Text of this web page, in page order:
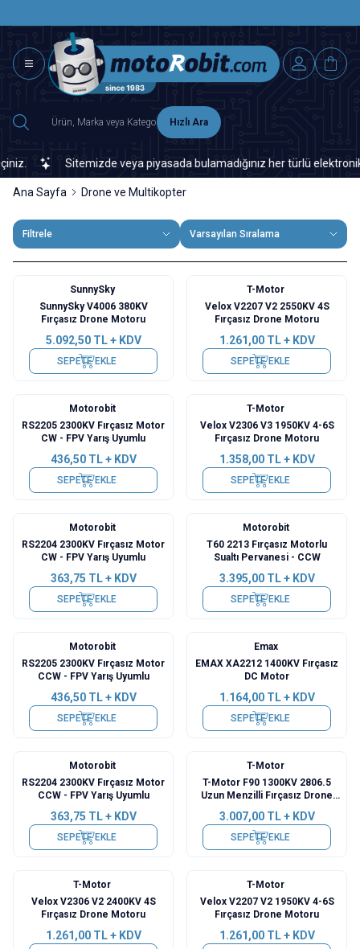
Hızlı Ara
Sitemizde veya piyasada bulamadığınız her türlü elektronik
Ana Sayfa Drone ve Multikopter
Filtrele Varsayılan Sıralama
SunnySky
SunnySky V4006 380KV
Fırçasız Drone Motoru
5.092,50TL + KDV
SEPETE EKLE
T-Motor
Velox V2207 V2 2550KV 4S
Fırçasız Drone Motoru
1.261,00TL + KDV
SEPETE EKLE
Motorobit
RS2205 2300KV Fırçasız Motor
CW - FPV Yarış Uyumlu
436,50TL + KDV
SEPETE EKLE
T-Motor
Velox V2306 V3 1950KV 4-6S
Fırçasız Drone Motoru
1.358,00TL + KDV
SEPETE EKLE
Motorobit
RS2204 2300KV Fırçasız Motor
CW - FPV Yarış Uyumlu
363,75 TL + KDV
SEPETE EKLE
Motorobit
T60 2213 Fırçasız Motorlu
Sualtı Pervanesi - CCW
3.395,00TL + KDV
SEPETE EKLE
Motorobit
RS2205 2300KV Fırçasız Motor
CCW - FPV Yarış Uyumlu
436,50TL + KDV
SEPETE EKLE
Emax
EMAX XA2212 1400KV Fırçasız
DC Motor
1.164,00TL + KDV
SEPETE EKLE
Motorobit
RS2204 2300KV Fırçasız Motor
CCW - FPV Yarış Uyumlu
363,75 TL + KDV
SEPETE EKLE
T-Motor
T-Motor F90 1300KV 2806.5
Uzun Menzilli Fırçasız Drone
3.007,00TL + KDV
SEPETE EKLE
T-Motor
Velox V2306 V2 2400KV 4S
Fırçasız Drone Motoru
1.261,00TL + KDV
T-Motor
Velox V2207 V2 1950KV 4-6S
Fırçasız Drone Motoru
1.261,00TL + KDV